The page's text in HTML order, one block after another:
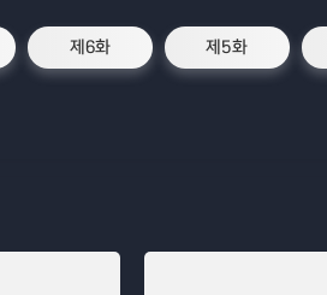
제6화 제5화